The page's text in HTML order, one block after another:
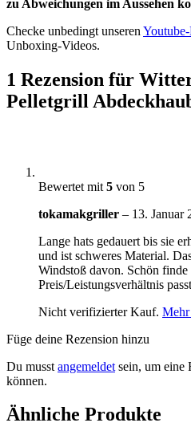
zu Abweichungen im Aussehen
Checke unbedingt unseren
Unboxing-Videos.
1 Rezension für
Pelletgrill
Bewertet mit 5 von 5
tokamakgriller – 13. Januar
Lange hats gedauert bis sie
und ist schweres Material.
Windstoß davon. Schön
Preis/Leistungsverhältnis
Nicht verifizierter Kauf.
Füge deine Rezension hinzu
Du musst angemeldet sein, um eine
können.
Ähnliche Produkte